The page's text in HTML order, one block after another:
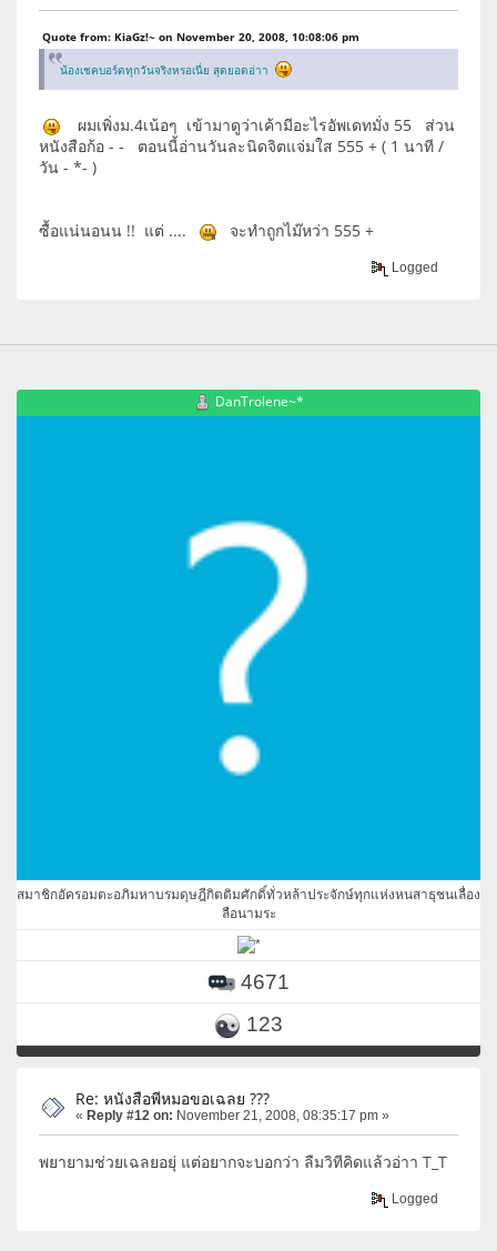
Quote from: KiaGz!~ on November 20, 2008, 10:08:06 pm
น้องเชคบอร์ดทุกวันจริงหรอเนี่ย สุดยอดอ่าา
ผมเพิ่งม.4เน้อๆ เข้ามาดูว่าเค้ามีอะไรอัพเดทมั่ง 55 ส่วน
หนังสือก้อ - - ตอนนี้อ่านวันละนิดจิตแจ่มใส 555 + ( 1 นาที /
วัน - *- )
ซื้อแน่นอนน !! แต่ .... จะทำถูกไม๊หว่า 555 +
Logged
DanTrolene~*
สมาชิกอัครอมตะอภิมหาบรมดุษฎีกิตติมศักดิ์ทั่วหล้าประจักษ์ทุกแห่งหนสาธุชนเลื่อง
ลือนามระ
4671
123
Re: หนังสือพีหมอขอเฉลย ???
« Reply #12 on: November 21, 2008, 08:35:17 pm »
พยายามช่วยเฉลยอยุ่ แต่อยากจะบอกว่า ลืมวิทีคิดแล้วอ่าา T_T
Logged